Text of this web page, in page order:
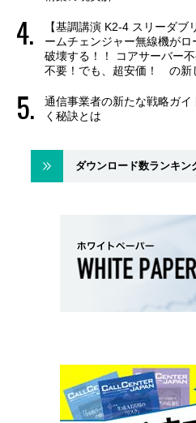
【基調講演 K2-4 スリーダ
ームチェンジャー無線機が
破壊する！！ コアサーバー
不要！でも、超安価！ の新
通信事業者の新たな戦略ガ
く秘訣とは
ダウンロード数ランキン